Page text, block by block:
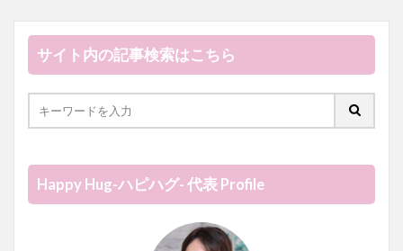
サイト内の記事検索はこちら
Happy Hug-ハピハグ- 代表 Profile